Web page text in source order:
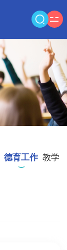
德育工作 教学